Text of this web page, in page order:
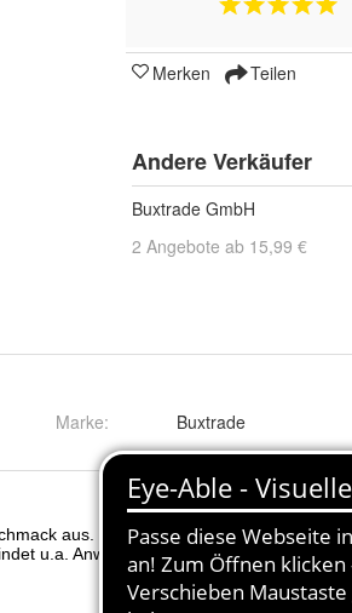
Merken Teilen
Andere Verkäufer
Buxtrade GmbH
2 Angebote ab 15,99 €
Marke: Buxtrade